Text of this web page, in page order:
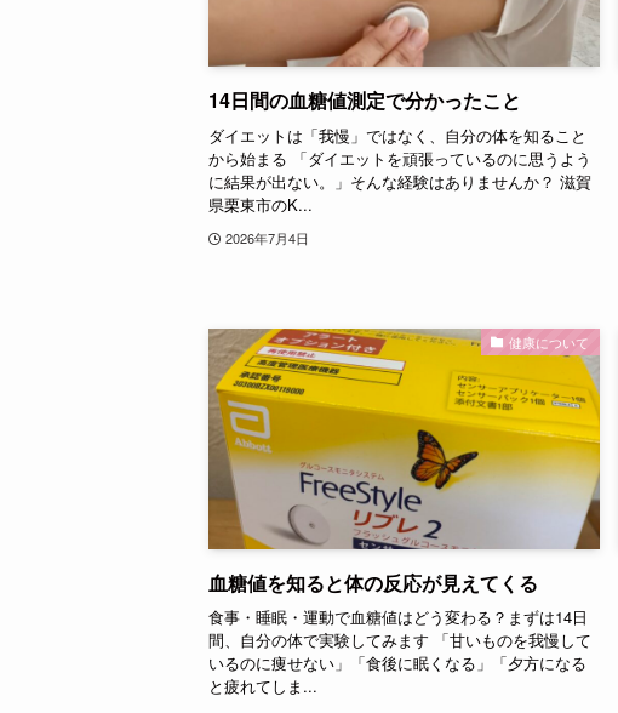
14日間の血糖値測定で分かったこと
ダイエットは「我慢」ではなく、自分の体を知ること
から始まる 「ダイエットを頑張っているのに思うよう
に結果が出ない。」そんな経験はありませんか？ 滋賀
県栗東市のK...
2026年7月4日
健康について
血糖値を知ると体の反応が見えてくる
食事・睡眠・運動で血糖値はどう変わる？まずは14日
間、自分の体で実験してみます 「甘いものを我慢して
いるのに痩せない」「食後に眠くなる」「夕方になる
と疲れてしま...